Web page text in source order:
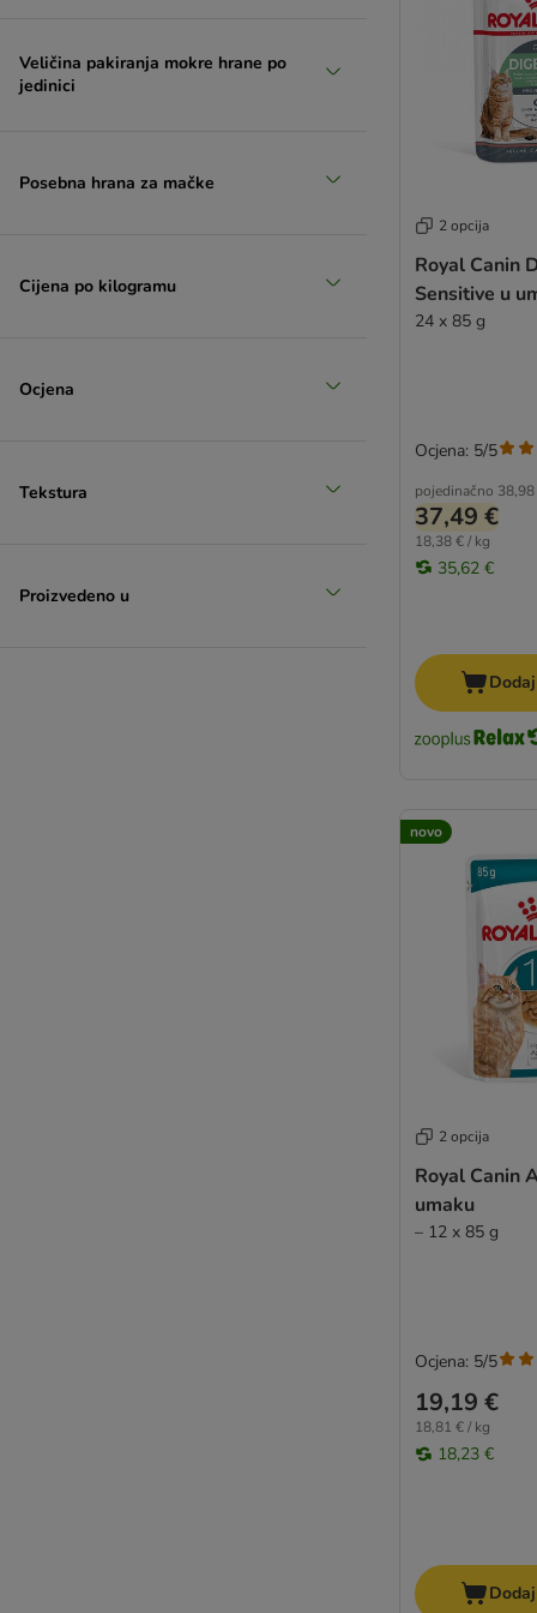
GimCat
Gourmet Multiserve
Kitty Cat
Lucky Lou
Natural Trainer
Pawsome
STRAYZ
Veličina pakiranja mokre hrane po
jedinici
Posebna hrana za mačke
Cijena po kilogramu
Ocjena
Tekstura
Proizvedeno u
2 opcija
Royal Canin
Sensitive u
24 x 85 g
pojedinačno
37,49 €
18,38 € / kg
35,62 €
Ocjena: 5/5
novo
2 opcija
Royal Canin
umaku
– 12 x 85 g
19,19 €
18,81 € / kg
18,23 €
Ocjena: 5/5